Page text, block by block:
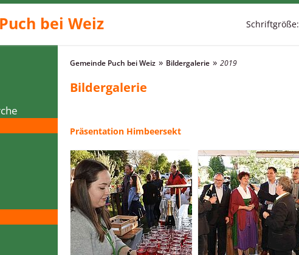
Puch bei Weiz Schriftgröße:
Gemeinde Puch bei Weiz Bildergalerie 2019
Bildergalerie
Präsentation Himbeersekt